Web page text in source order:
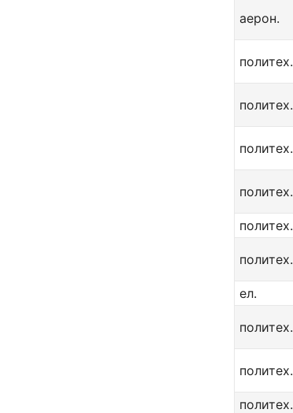
аерон.
политех.
политех.
политех.
политех.
политех.
политех.
ел.
политех.
политех.
политех.